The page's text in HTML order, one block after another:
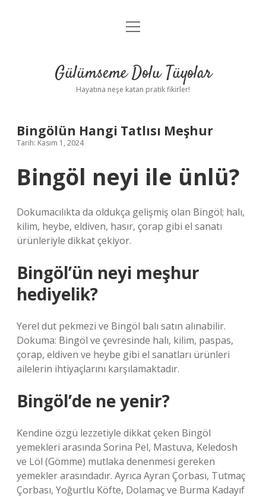
Anasayfa
Yasal Uyarı
menüyü
Gülümseme Dolu Tüyolar
Hayatına neşe katan pratik fikirler!
Bingölün Hangi Tatlısı Meşhur
Tarih: Kasım 1, 2024
Bingöl neyi ile ünlü?
Dokumacılıkta da oldukça gelişmiş olan Bingöl; halı,
kilim, heybe, eldiven, hasır, çorap gibi el sanatı
ürünleriyle dikkat çekiyor.
Bingöl’ün neyi meşhur
hediyelik?
Yerel dut pekmezi ve Bingöl balı satın alınabilir.
Dokuma: Bingöl ve çevresinde halı, kilim, paspas,
çorap, eldiven ve heybe gibi el sanatları ürünleri
ailelerin ihtiyaçlarını karşılamaktadır.
Bingöl’de ne yenir?
Kendine özgü lezzetiyle dikkat çeken Bingöl
yemekleri arasında Sorina Pel, Mastuva, Keledosh
ve Löl (Gömme) mutlaka denenmesi gereken
yemekler arasındadır. Ayrıca Ayran Çorbası, Tutmaç
Çorbası, Yoğurtlu Köfte, Dolamaç ve Burma Kadayıf